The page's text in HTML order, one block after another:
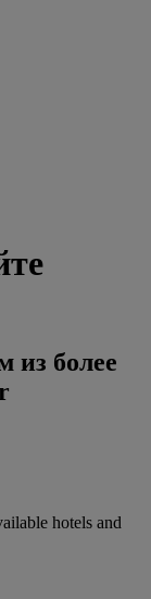
из более
hotels and